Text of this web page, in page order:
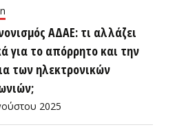
ΑΔΑΕ: τι αλλάζει
για το απόρρητο και την
των ηλεκτρονικών
2025